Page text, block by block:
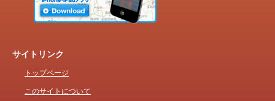
サイトリンク
トップページ
このサイトについて